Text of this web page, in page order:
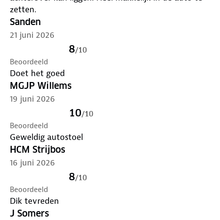
BOTSINGEN: deze 360 ISOFIX-autostoel biedt 12 jaar
lang veilig reizen met de dubbele bescherming bij
zijdelingse botsingen; zo is je kind veilig bij een
zijaanrijding met minder kans op letsel aan hoofd,
nek en schouders
• 6 LIGPOSITIES: deze 360 ISOFIX-autostoel heeft 6
ligposities, waarvan 1 in achterwaarts en 5 in
voorwaarts gerichte positie, zodat je baby altijd
comfortabel zit
• 12 HOOFDSTEUNPOSITIES: de
zetten.
Sanden
21 juni 2026
8/10
Beoordeeld
Doet het goed
MGJP Willems
19 juni 2026
10/10
Beoordeeld
Geweldig autostoel
HCM Strijbos
16 juni 2026
8/10
Beoordeeld
Dik tevreden
J Somers